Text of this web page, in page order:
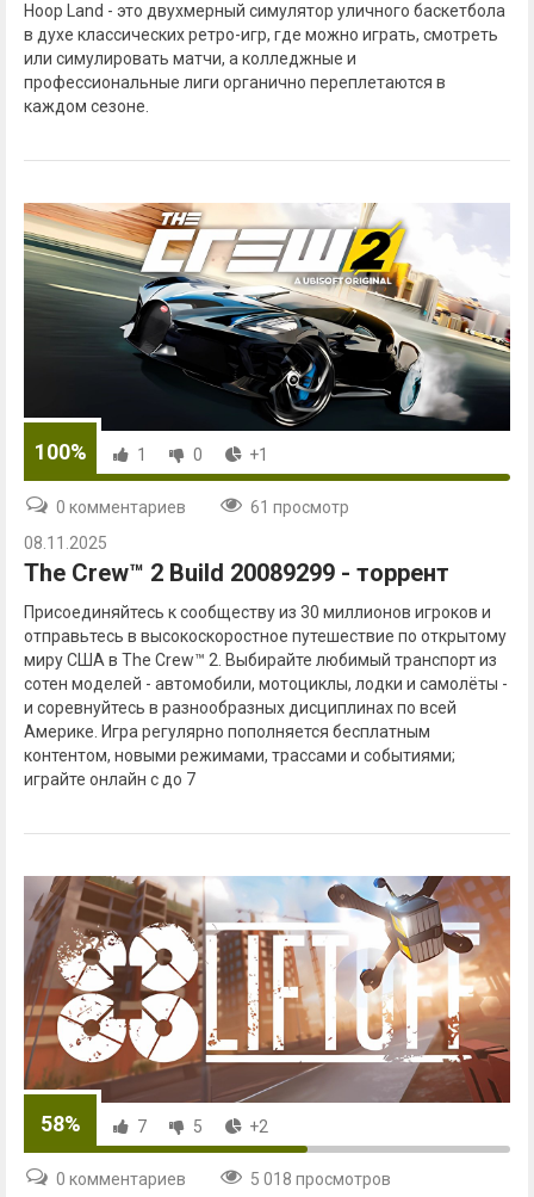
Hoop Land - это двухмерный симулятор уличного баскетбола
в духе классических ретро-игр, где можно играть, смотреть
или симулировать матчи, а колледжные и
профессиональные лиги органично переплетаются в
каждом сезоне.
100% 1 0 +1
0 комментариев
61 просмотр
08.11.2025
The Crew™ 2 Build 20089299 - торрент
Присоединяйтесь к сообществу из 30 миллионов игроков и
отправьтесь в высокоскоростное путешествие по открытому
миру США в The Crew™ 2. Выбирайте любимый транспорт из
сотен моделей - автомобили, мотоциклы, лодки и самолёты -
и соревнуйтесь в разнообразных дисциплинах по всей
Америке. Игра регулярно пополняется бесплатным
контентом, новыми режимами, трассами и событиями;
играйте онлайн с до 7
58% 7 5 +2
0 комментариев 5 018 просмотров